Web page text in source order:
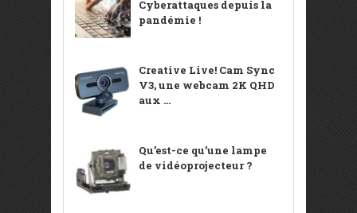
Cyberattaques depuis la
pandémie !
Creative Live! Cam Sync
V3, une webcam 2K QHD
aux ...
Qu’est-ce qu’une lampe
de vidéoprojecteur ?